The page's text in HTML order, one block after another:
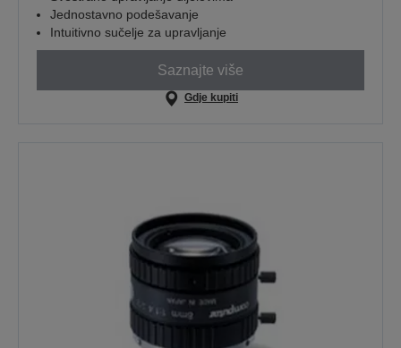
Jednostavno podešavanje
Intuitivno sučelje za upravljanje
Saznajte više
Gdje kupiti